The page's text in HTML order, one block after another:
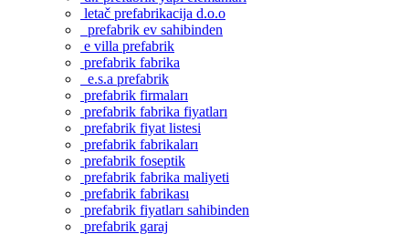
letač prefabrikacija d.o.o
prefabrik ev sahibinden
e villa prefabrik
prefabrik fabrika
e.s.a prefabrik
prefabrik firmaları
prefabrik fabrika fiyatları
prefabrik fiyat listesi
prefabrik fabrikaları
prefabrik foseptik
prefabrik fabrika maliyeti
prefabrik fabrikası
prefabrik fiyatları sahibinden
prefabrik garaj